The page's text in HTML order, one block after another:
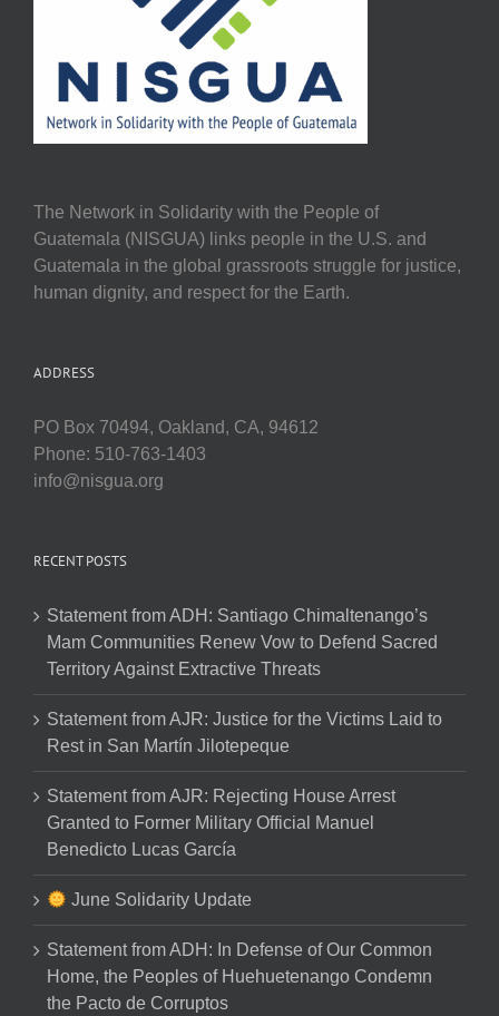
The Network in Solidarity with the People of
Guatemala (NISGUA) links people in the U.S. and
Guatemala in the global grassroots struggle for justice,
human dignity, and respect for the Earth.
ADDRESS
PO Box 70494, Oakland, CA, 94612
Phone: 510-763-1403
info@nisgua.org
RECENT POSTS
Statement from ADH: Santiago Chimaltenango’s
Mam Communities Renew Vow to Defend Sacred
Territory Against Extractive Threats
Statement from AJR: Justice for the Victims Laid to
Rest in San Martín Jilotepeque
Statement from AJR: Rejecting House Arrest
Granted to Former Military Official Manuel
Benedicto Lucas García
June Solidarity Update
Statement from ADH: In Defense of Our Common
Home, the Peoples of Huehuetenango Condemn
the Pacto de Corruptos